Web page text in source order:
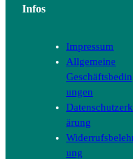
Infos
Impressum
Allgemeine
ungen
ärung
ung